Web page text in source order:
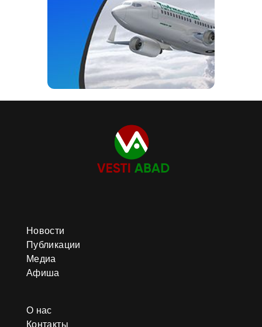
Новости
Публикации
Медиа
Афиша
О нас
Контакты